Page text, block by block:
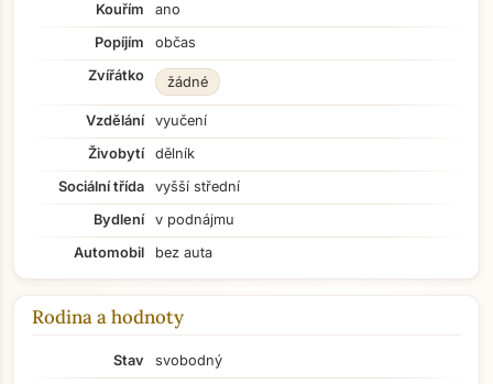
Kouřím
ano
Popíjím
občas
Zvířátko
žádné
Vzdělání
vyučení
Živobytí
dělník
Sociální třída
vyšší střední
Bydlení
v podnájmu
Automobil
bez auta
Rodina a hodnoty
Stav
svobodný